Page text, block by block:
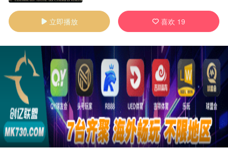
 立即播放  喜欢 19
广告